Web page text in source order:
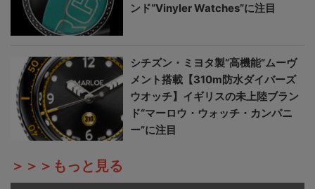
ンド“Vinyler Watches”に注目
シチズン・ミヨタ製“高機能”ムーヴ
メント搭載【310m防水ダイバーズ
ウオッチ】イギリスの未上陸ブラン
ド“マーロウ・ウォッチ・カンパニ
ー”に注目
＞＞＞もっと見る